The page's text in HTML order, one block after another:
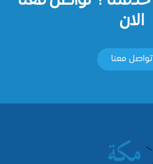
الان
تواصل معنا